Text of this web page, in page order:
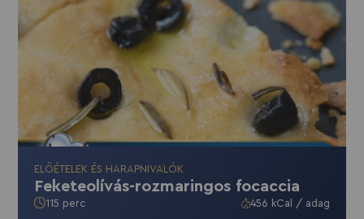
ELŐÉTELEK ÉS HARAPNIVALÓK
Feketeolívás-rozmaringos focaccia
115 perc 456 kCal / adag